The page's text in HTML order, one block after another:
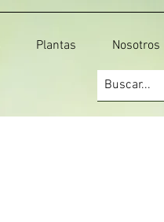
Plantas Nosotros